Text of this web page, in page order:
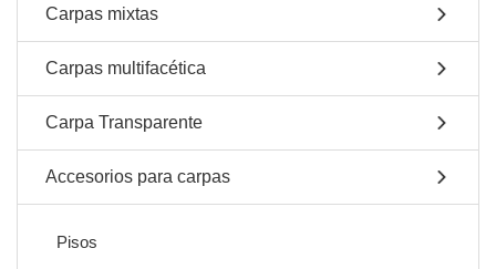
Carpas mixtas
Carpas multifacética
Carpa Transparente
Accesorios para carpas
Pisos